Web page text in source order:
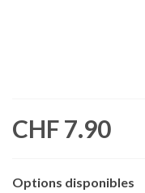
CHF 7.90
Options disponibles